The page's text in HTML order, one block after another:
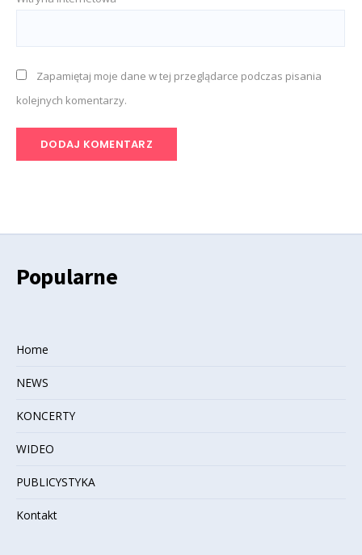
Zapamiętaj moje dane w tej przeglądarce podczas pisania
kolejnych komentarzy.
Popularne
Home
NEWS
KONCERTY
WIDEO
PUBLICYSTYKA
Kontakt